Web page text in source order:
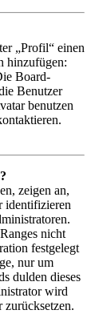
„Profil“ einen
hinzufügen:
Board-
Benutzer
benutzen
zeigen an,
identifizieren
nicht
festgelegt
nur um
dulden dieses
wird
zurücksetzen.